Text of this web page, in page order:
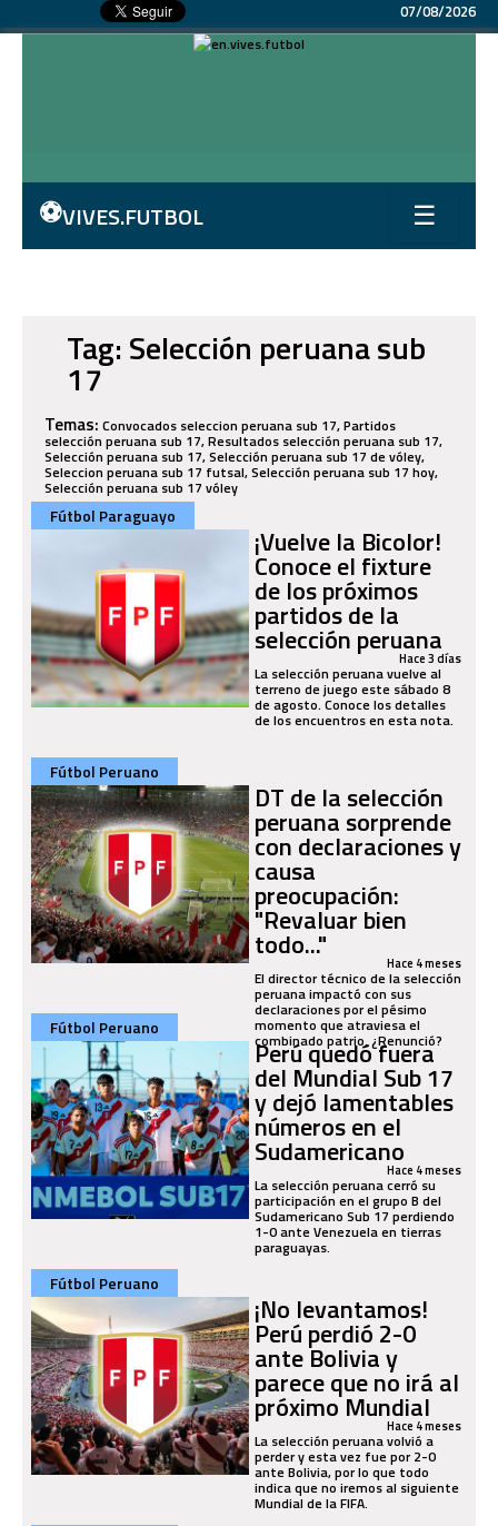
07/08/2026
⚽VIVES.FUTBOL ☰
Tag: Selección peruana sub
17
Temas: Convocados seleccion peruana sub 17, Partidos
selección peruana sub 17, Resultados selección peruana sub 17,
Selección peruana sub 17, Selección peruana sub 17 de vóley,
Seleccion peruana sub 17 futsal, Selección peruana sub 17 hoy,
Selección peruana sub 17 vóley
Fútbol Paraguayo
¡Vuelve la Bicolor!
Conoce el fixture
de los próximos
partidos de la
selección peruana
Hace 3 días
La selección peruana vuelve al
terreno de juego este sábado 8
de agosto. Conoce los detalles
de los encuentros en esta nota.
Fútbol Peruano
DT de la selección
peruana sorprende
con declaraciones y
causa
preocupación:
"Revaluar bien
todo..." Hace 4 meses
El director técnico de la selección
peruana impactó con sus
declaraciones por el pésimo
momento que atraviesa el
combinado patrio. ¿Renunció?
Fútbol Peruano
Perú quedó fuera
del Mundial Sub 17
y dejó lamentables
números en el
SudamericanoHace 4 meses
La selección peruana cerró su
participación en el grupo B del
Sudamericano Sub 17 perdiendo
1-0 ante Venezuela en tierras
paraguayas.
Fútbol Peruano
¡No levantamos!
Perú perdió 2-0
ante Bolivia y
parece que no irá al
próximo Mundial
Hace 4 meses
La selección peruana volvió a
perder y esta vez fue por 2-0
ante Bolivia, por lo que todo
indica que no iremos al siguiente
Mundial de la FIFA.